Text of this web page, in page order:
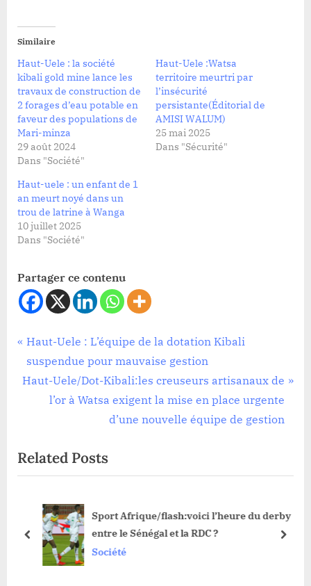
Similaire
Haut-Uele : la société
kibali gold mine lance les
travaux de construction de
2 forages d’eau potable en
faveur des populations de
Mari-minza
29 août 2024
Dans "Société"
Haut-Uele :Watsa
territoire meurtri par
l’insécurité
persistante(Éditorial de
AMISI WALUM)
25 mai 2025
Dans "Sécurité"
Haut-uele : un enfant de 1
an meurt noyé dans un
trou de latrine à Wanga
10 juillet 2025
Dans "Société"
Partager ce contenu
Société
Navigation
de
l’article
P
r
e
u
s
s
Haut-Uele : L’équipe de la dotation Kibali
suspendue pour mauvaise gestion
N
P
o
:
Haut-Uele/Dot-Kibali:les creuseurs artisanaux de
l’or à Watsa exigent la mise en place urgente
d’une nouvelle équipe de gestion
Related Posts
Sport Afrique/flash:voici l’heure du derby
entre le Sénégal et la RDC ?
Société
prev next